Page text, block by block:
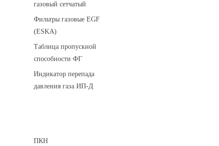
газовый сетчатый
Фильтры газовые EGF
(ESKA)
Таблица пропускной
способности ФГ
Индикатор перепада
давления газа ИП-Д
ПКН